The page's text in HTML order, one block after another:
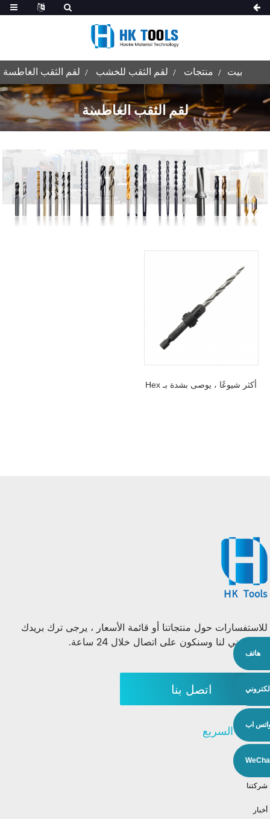
بيت منتجات لقم الثقب للخشب لقم الثقب الغاطسة
لقم الثقب الغاطسة
أكثر شيوعًا ، يوصى بشدة بـ Hex
للاستفسارات حول منتجاتنا أو قائمة الأسعار ، يرجى ترك بريدك
الإلكتروني لنا وسنكون على اتصال خلال 24 ساعة.
اتصل بنا
الإنتقال السريع
منتجات
شركتنا
أخبار
هاتف
اب